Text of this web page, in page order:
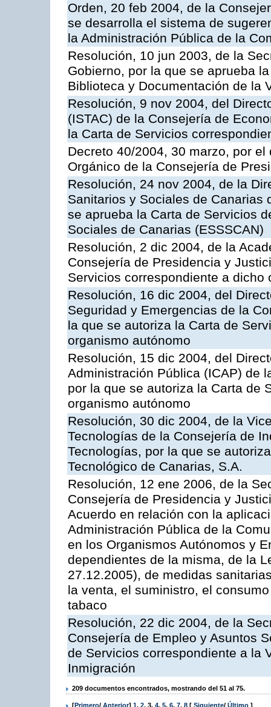
Orden, 20 feb 2004, de la
se desarrolla el sistema de
la Administración Pública de la
Resolución, 10 jun 2003, de la
Gobierno, por la que se aprueba
Biblioteca y Documentación de la
Resolución, 9 nov 2004, del
(ISTAC) de la Consejería de
la Carta de Servicios
Decreto 40/2004, 30 marzo, por
Orgánico de la Consejería de
Resolución, 24 nov 2004, de la
Sanitarios y Sociales de Canarias
se aprueba la Carta de Servicios
Sociales de Canarias (ESSSCAN)
Resolución, 2 dic 2004, de la
Consejería de Presidencia y
Servicios correspondiente a dicho
Resolución, 16 dic 2004, del
Seguridad y Emergencias de la
la que se autoriza la Carta de
organismo autónomo
Resolución, 15 dic 2004, del
Administración Pública (ICAP) de
por la que se autoriza la Carta de
organismo autónomo
Resolución, 30 dic 2004, de la
Tecnologías de la Consejería de
Tecnologías, por la que se
Tecnológico de Canarias, S.A.
Resolución, 12 ene 2006, de la
Consejería de Presidencia y
Acuerdo en relación con la
Administración Pública de la
en los Organismos Autónomos y
dependientes de la misma, de la
27.12.2005), de medidas
la venta, el suministro, el
tabaco
Resolución, 22 dic 2004, de la
Consejería de Empleo y Asuntos
de Servicios correspondiente a la
Inmigración
209 documentos encontrados, mostrando del 51 al 75.
[Primero/ Anterior] 1, 2, 3, 4, 5, 6, 7, 8 [ Siguiente/ Último ]